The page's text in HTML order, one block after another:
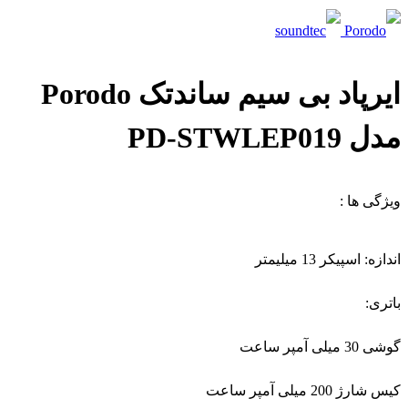
ایرپاد بی سیم ساندتک Porodo
مدل PD-STWLEP019
ویژگی ها :
اندازه: اسپیکر 13 میلیمتر
باتری:
گوشی 30 میلی آمپر ساعت
کیس شارژ 200 میلی آمپر ساعت